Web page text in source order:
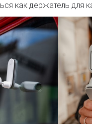
как держатель для